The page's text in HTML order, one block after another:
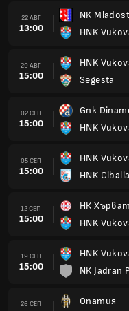
22 АВГ
13:00
NK
HNK
29 АВГ
15:00
HNK
Segesta
02 СЕП
15:00
Gnk
HNK
05 СЕП
15:00
HNK
HNK
12 СЕП
15:00
НК
HNK
19 СЕП
15:00
HNK
NK Jadran
26 СЕП
Опатия